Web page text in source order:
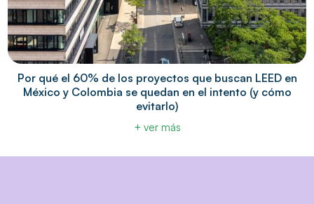
Por qué el 60% de los proyectos que buscan LEED en
México y Colombia se quedan en el intento (y cómo
evitarlo)
+ ver más